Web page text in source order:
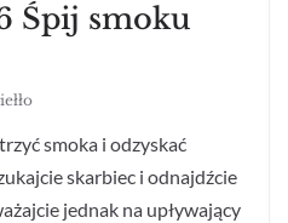
Śpij smoku
smoka i odzyskać
skarbiec i odnajdźcie
jednak na upływający